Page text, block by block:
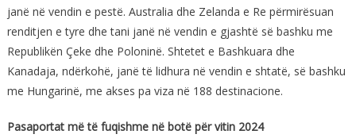
janë në vendin e pestë. Australia dhe Zelanda e Re përmirësuan
renditjen e tyre dhe tani janë në vendin e gjashtë së bashku me
Republikën Çeke dhe Poloninë. Shtetet e Bashkuara dhe
Kanadaja, ndërkohë, janë të lidhura në vendin e shtatë, së bashku
me Hungarinë, me akses pa viza në 188 destinacione.
Pasaportat më të fuqishme në botë për vitin 2024